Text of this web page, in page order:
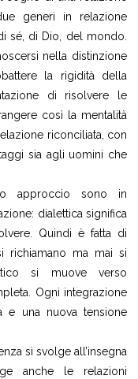
generi in relazione
sé, di Dio, del mondo.
nella distinzione
la rigidità della
di risolvere le
così la mentalità
riconciliata, con
sia agli uomini che
approccio sono in
dialettica significa
Quindi è fatta di
richiamano ma mai si
si muove verso
Ogni integrazione
e una nuova tensione
si svolge all’insegna
anche le relazioni